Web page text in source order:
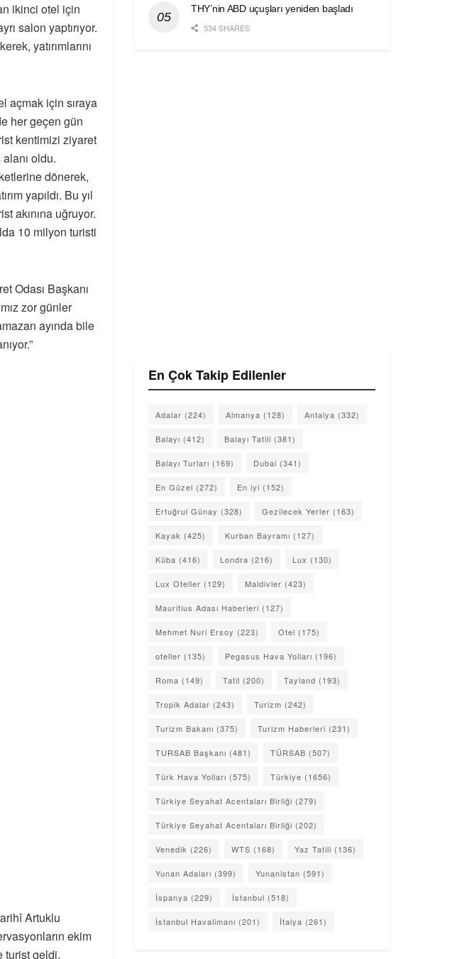
ikinci otel için
salon yaptırıyor.
yatırımlarını
açmak için sıraya
her geçen gün
kentimizi ziyaret
oldu.
dönerek,
yapıldı. Bu yıl
akınına uğruyor.
10 milyon turisti
Odası Başkanı
zor günler
ayında bile
Artuklu
ekim
turist geldi.
THY’nin ABD uçuşları yeniden başladı
534 SHARES
En Çok Takip Edilenler
Adalar (224) Almanya (128) Antalya (332)
Balayı (412) Balayı Tatili (381)
Balayı Turları (169) Dubai (341)
En Güzel (272) En iyi (152)
Ertuğrul Günay (328) Gezilecek Yerler (163)
Kayak (425) Kurban Bayramı (127)
Küba (416) Londra (216) Lux (130)
Lux Oteller (129) Maldivler (423)
Mauritius Adası Haberleri (127)
Mehmet Nuri Ersoy (223) Otel (175)
oteller (135) Pegasus Hava Yolları (196)
Roma (149) Tatil (200) Tayland (193)
Tropik Adalar (243) Turizm (242)
Turizm Bakanı (375) Turizm Haberleri (231)
TURSAB Başkanı (481) TÜRSAB (507)
Türk Hava Yolları (575) Türkiye (1656)
Türkiye Seyahat Acentaları Birliği (279)
Türkiye Seyahat Acentaları Birliği (202)
Venedik (226) WTS (168) Yaz Tatili (136)
Yunan Adaları (399) Yunanistan (591)
İspanya (229) İstanbul (518)
İstanbul Havalimanı (201) İtalya (261)